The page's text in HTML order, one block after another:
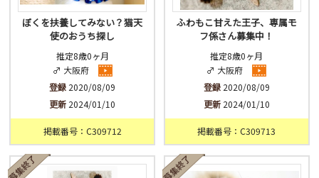
ぼくを扶養してみない？猫天
使のおうち探し
推定8歳0ヶ月
♂ 大阪府
登録 2020/08/09
更新 2024/01/10
掲載番号：C309712
ふわもこ甘えた王子、専属モ
フ係さん募集中！
推定8歳0ヶ月
♂ 大阪府
登録2020/08/09
更新2024/01/10
掲載番号：C309713